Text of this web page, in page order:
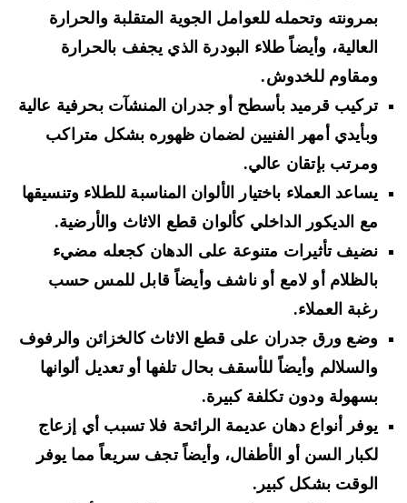
بمرونته وتحمله للعوامل الجوية المتقلبة والحرارة
العالية، وأيضاً طلاء البودرة الذي يجفف بالحرارة
ومقاوم للخدوش.
تركيب قرميد بأسطح أو جدران المنشآت بحرفية عالية
وبأيدي أمهر الفنيين لضمان ظهوره بشكل متراكب
ومرتب بإتقان عالي.
يساعد العملاء باختيار الألوان المناسبة للطلاء وتنسيقها
مع الديكور الداخلي كألوان قطع الاثاث والأرضية.
نضيف تأثيرات متنوعة على الدهان كجعله مضيء
بالظلام أو لامع أو ناشف وأيضاً قابل للمس حسب
رغبة العملاء.
وضع ورق جدران على قطع الاثاث كالخزائن والرفوف
والسلالم وأيضاً للأسقف بحال تلفها أو تعديل ألوانها
بسهولة ودون تكلفة كبيرة.
يوفر أنواع دهان عديمة الرائحة فلا تسبب أي إزعاج
لكبار السن أو الأطفال، وأيضاً تجف سريعاً مما يوفر
الوقت بشكل كبير.